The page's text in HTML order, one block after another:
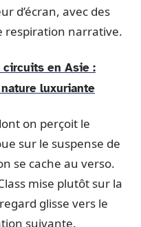
d’écran, avec des
respiration narrative.
circuits en Asie :
luxuriante
on perçoit le
sur le suspense de
se cache au verso.
mise plutôt sur la
glisse vers le
suivante.